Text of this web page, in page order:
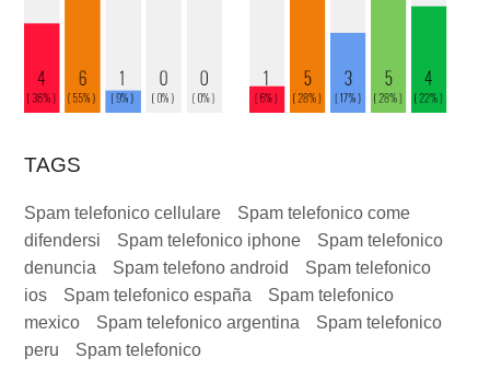
TAGS
Spam telefonico cellulare
Spam telefonico come
difendersi
Spam telefonico iphone
Spam telefonico
denuncia
Spam telefono android
Spam telefonico
ios
Spam telefonico españa
Spam telefonico
mexico
Spam telefonico argentina
Spam telefonico
peru
Spam telefonico